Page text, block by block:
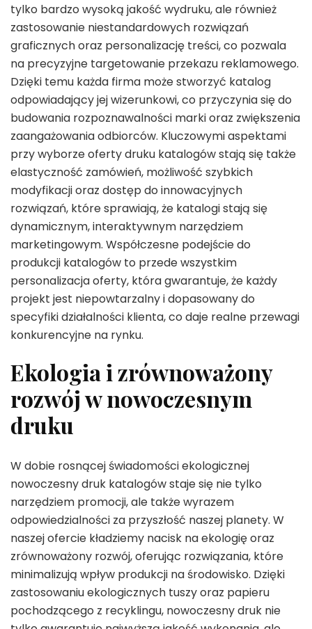
tylko bardzo wysoką jakość wydruku, ale również
zastosowanie niestandardowych rozwiązań
graficznych oraz personalizację treści, co pozwala
na precyzyjne targetowanie przekazu reklamowego.
Dzięki temu każda firma może stworzyć katalog
odpowiadający jej wizerunkowi, co przyczynia się do
budowania rozpoznawalności marki oraz zwiększenia
zaangażowania odbiorców. Kluczowymi aspektami
przy wyborze oferty druku katalogów stają się także
elastyczność zamówień, możliwość szybkich
modyfikacji oraz dostęp do innowacyjnych
rozwiązań, które sprawiają, że katalogi stają się
dynamicznym, interaktywnym narzędziem
marketingowym. Współczesne podejście do
produkcji katalogów to przede wszystkim
personalizacja oferty, która gwarantuje, że każdy
projekt jest niepowtarzalny i dopasowany do
specyfiki działalności klienta, co daje realne przewagi
konkurencyjne na rynku.
Ekologia i zrównoważony
rozwój w nowoczesnym
druku
W dobie rosnącej świadomości ekologicznej
nowoczesny druk katalogów staje się nie tylko
narzędziem promocji, ale także wyrazem
odpowiedzialności za przyszłość naszej planety. W
naszej ofercie kładziemy nacisk na ekologię oraz
zrównoważony rozwój, oferując rozwiązania, które
minimalizują wpływ produkcji na środowisko. Dzięki
zastosowaniu ekologicznych tuszy oraz papieru
pochodzącego z recyklingu, nowoczesny druk nie